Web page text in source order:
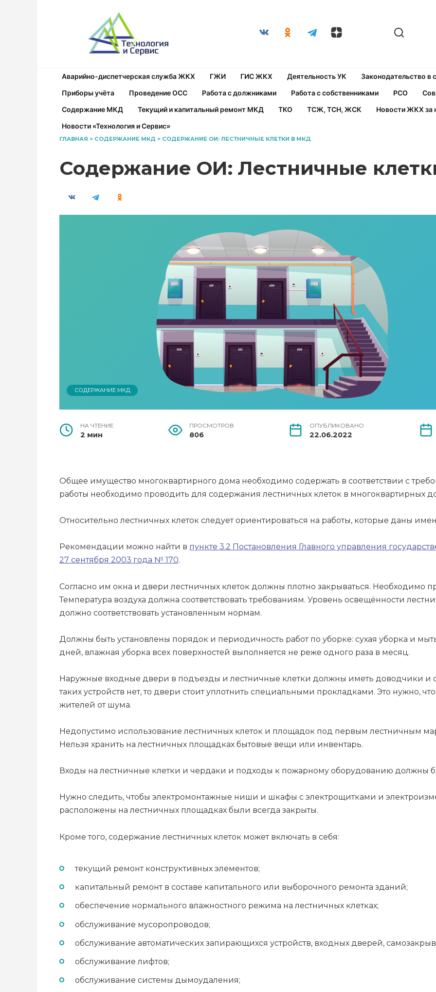
Аварийно-диспетчерская служба ЖКХ ГЖИ ГИС ЖКХ Деятельность УК
Законодательство
Приборы учёта
Проведение ОСС Работа с должниками Работа с собственниками РСО
Содержание МКД
Текущий и капитальный ремонт МКД ТКО ТСЖ, ТСН, ЖСК
Новости ЖКХ за
Новости «Технология и Сервис»
ГЛАВНАЯ > СОДЕРЖАНИЕ МКД > СОДЕРЖАНИЕ ОИ: ЛЕСТНИЧНЫЕ КЛЕТКИ В МКД
Содержание ОИ: Лестничные
СОДЕРЖАНИЕ МКД
НА ЧТЕНИЕ
2 мин
ПРОСМОТРОВ
806
ОПУБЛИКОВАНО
22.06.2022
Общее имущество многоквартирного дома необходимо содержать в соответствии с
работы необходимо проводить для содержания лестничных клеток в многоквартирных
Относительно лестничных клеток следует ориентироваться на работы, которые даны
Рекомендации можно найти в пункте 3.2 Постановления Главного управления
27 сентября 2003 года № 170.
Согласно им окна и двери лестничных клеток должны плотно закрываться. Необходимо
Температура воздуха должна соответствовать требованиям. Уровень освещённости
должно соответствовать установленным нормам.
Должны быть установлены порядок и периодичность работ по уборке: сухая уборка и
дней, влажная уборка всех поверхностей выполняется не реже одного раза в месяц.
Наружные входные двери в подъезды и лестничные клетки должны иметь доводчики и
таких устройств нет, то двери стоит уплотнить специальными прокладками. Это нужно,
жителей от шума.
Недопустимо использование лестничных клеток и площадок под первым лестничным
Нельзя хранить на лестничных площадках бытовые вещи или инвентарь.
Входы на лестничные клетки и чердаки и подходы к пожарному оборудованию должны
Нужно следить, чтобы электромонтажные ниши и шкафы с электрощитками и
расположены на лестничных площадках были всегда закрыты.
Кроме того, содержание лестничных клеток может включать в себя:
текущий ремонт конструктивных элементов;
капитальный ремонт в составе капитального или выборочного ремонта зданий;
обеспечение нормального влажностного режима на лестничных клетках;
обслуживание мусоропроводов;
обслуживание автоматических запирающихся устройств, входных дверей,
обслуживание лифтов;
обслуживание системы дымоудаления;